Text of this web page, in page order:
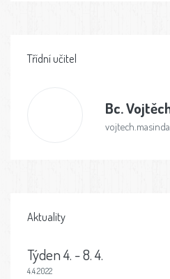
Třídní učitel
Bc.
Aktuality
Týden 4. - 8. 4.
4.4.2022